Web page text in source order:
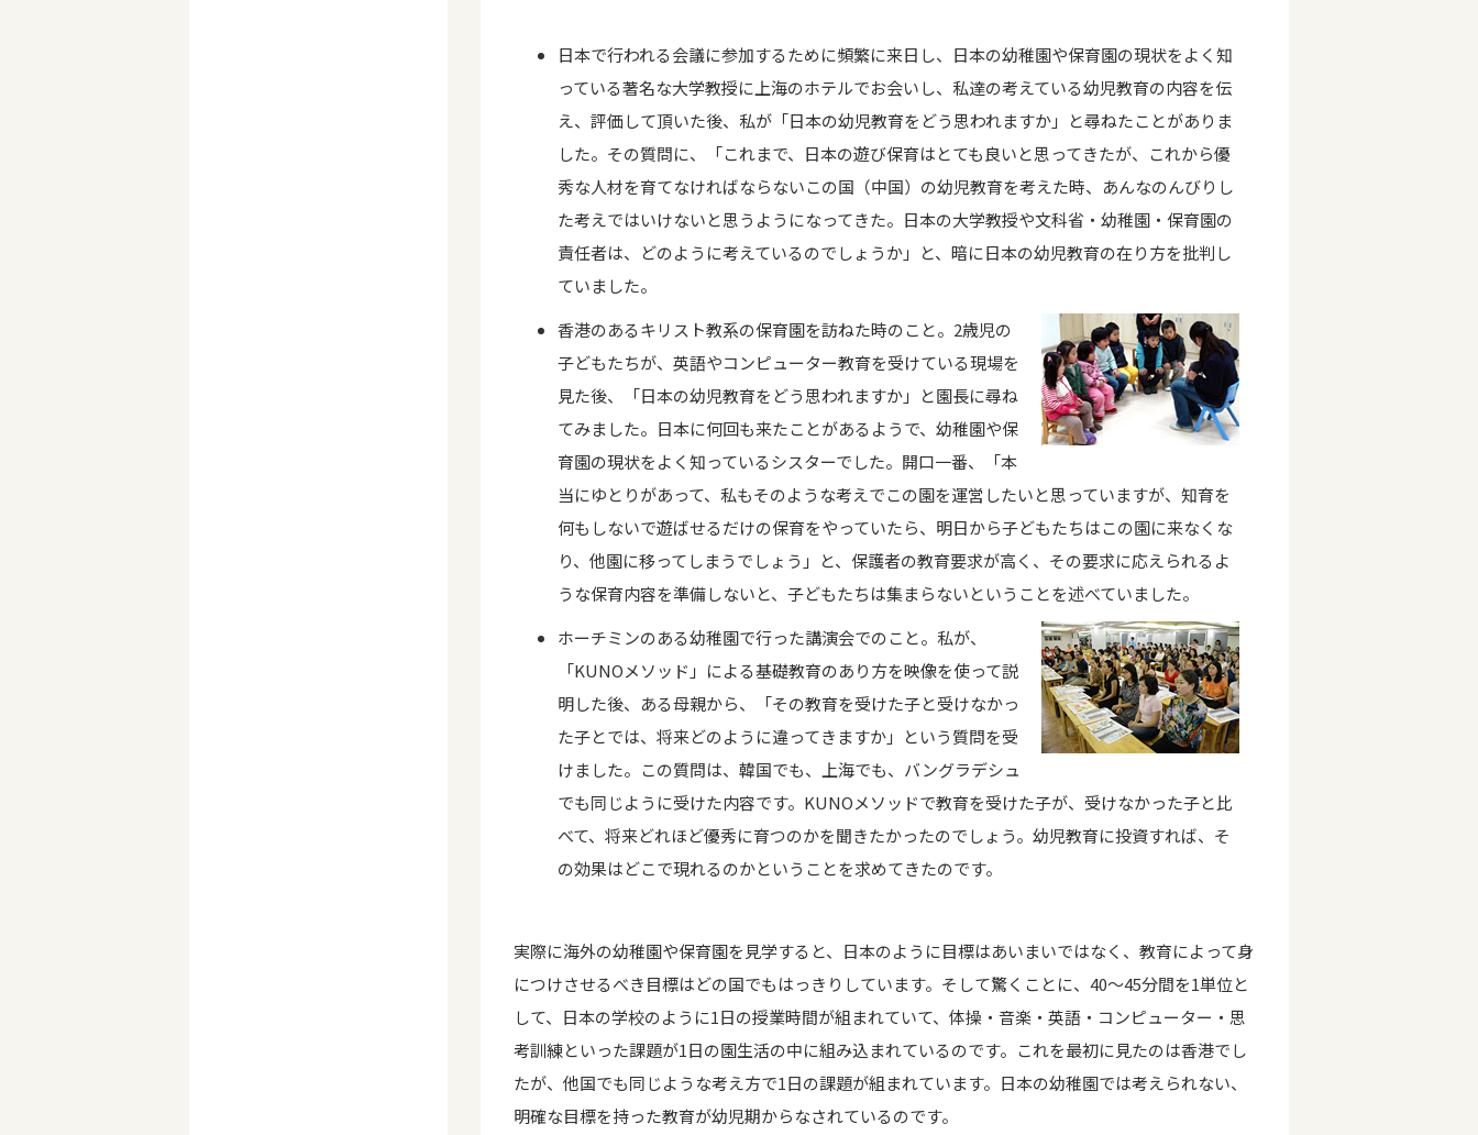
日本で行われる会議に参加するために頻繁に来日し、日本の幼稚園や保育園の現状をよく知
っている著名な大学教授に上海のホテルでお会いし、私達の考えている幼児教育の内容を伝
え、評価して頂いた後、私が「日本の幼児教育をどう思われますか」と尋ねたことがありま
した。その質問に、「これまで、日本の遊び保育はとても良いと思ってきたが、これから優
秀な人材を育てなければならないこの国（中国）の幼児教育を考えた時、あんなのんびりし
た考えではいけないと思うようになってきた。日本の大学教授や文科省・幼稚園・保育園の
責任者は、どのように考えているのでしょうか」と、暗に日本の幼児教育の在り方を批判し
ていました。
香港のあるキリスト教系の保育園を訪ねた時のこと。2歳児の
子どもたちが、英語やコンピューター教育を受けている現場を
見た後、「日本の幼児教育をどう思われますか」と園長に尋ね
てみました。日本に何回も来たことがあるようで、幼稚園や保
育園の現状をよく知っているシスターでした。開口一番、「本
当にゆとりがあって、私もそのような考えでこの園を運営したいと思っていますが、知育を
何もしないで遊ばせるだけの保育をやっていたら、明日から子どもたちはこの園に来なくな
り、他園に移ってしまうでしょう」と、保護者の教育要求が高く、その要求に応えられるよ
うな保育内容を準備しないと、子どもたちは集まらないということを述べていました。
ホーチミンのある幼稚園で行った講演会でのこと。私が、
「KUNOメソッド」による基礎教育のあり方を映像を使って説
明した後、ある母親から、「その教育を受けた子と受けなかっ
た子とでは、将来どのように違ってきますか」という質問を受
けました。この質問は、韓国でも、上海でも、バングラデシュ
でも同じように受けた内容です。KUNOメソッドで教育を受けた子が、受けなかった子と比
べて、将来どれほど優秀に育つのかを聞きたかったのでしょう。幼児教育に投資すれば、そ
の効果はどこで現れるのかということを求めてきたのです。
実際に海外の幼稚園や保育園を見学すると、日本のように目標はあいまいではなく、教育によって身
につけさせるべき目標はどの国でもはっきりしています。そして驚くことに、40～45分間を1単位と
して、日本の学校のように1日の授業時間が組まれていて、体操・音楽・英語・コンピューター・思
考訓練といった課題が1日の園生活の中に組み込まれているのです。これを最初に見たのは香港でし
たが、他国でも同じような考え方で1日の課題が組まれています。日本の幼稚園では考えられない、
明確な目標を持った教育が幼児期からなされているのです。